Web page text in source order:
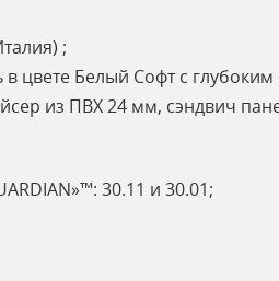
;
цвете Белый Софт с глубоким
из ПВХ 24 мм, сэндвич
30.11 и 30.01;